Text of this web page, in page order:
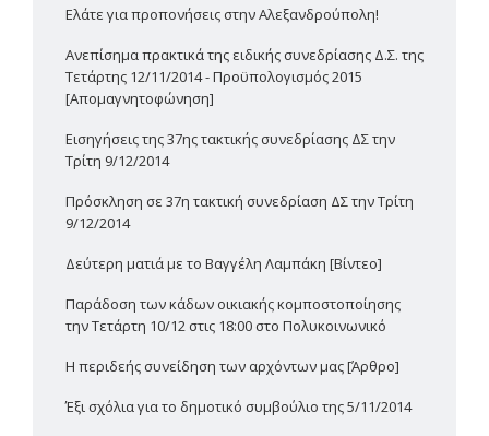
Ελάτε για προπονήσεις στην Αλεξανδρούπολη!
Ανεπίσημα πρακτικά της ειδικής συνεδρίασης Δ.Σ. της
Τετάρτης 12/11/2014 - Προϋπολογισμός 2015
[Απομαγνητοφώνηση]
Εισηγήσεις της 37ης τακτικής συνεδρίασης ΔΣ την
Τρίτη 9/12/2014
Πρόσκληση σε 37η τακτική συνεδρίαση ΔΣ την Τρίτη
9/12/2014
Δεύτερη ματιά με το Βαγγέλη Λαμπάκη [Βίντεο]
Παράδοση των κάδων οικιακής κομποστοποίησης
την Τετάρτη 10/12 στις 18:00 στο Πολυκοινωνικό
H περιδεής συνείδηση των αρχόντων μας [Άρθρο]
Έξι σχόλια για το δημοτικό συμβούλιο της 5/11/2014